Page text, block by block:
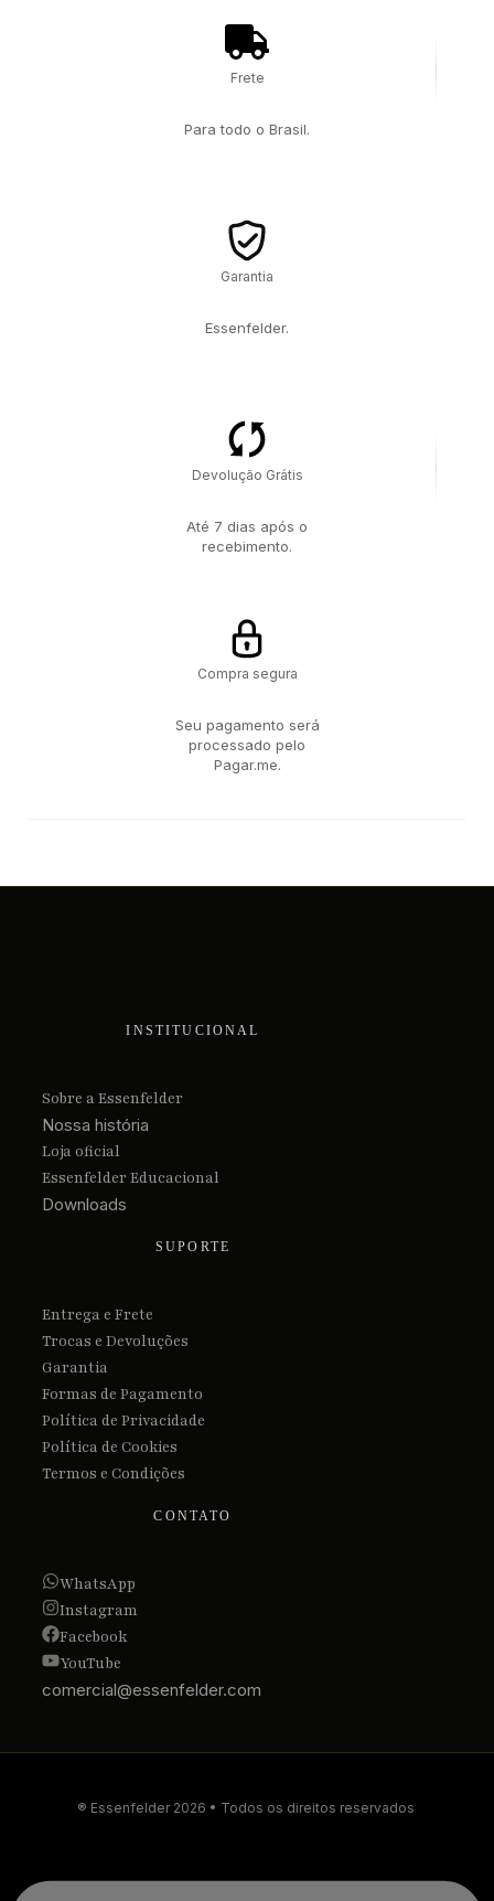
Frete
Para todo o Brasil.
Garantia
Essenfelder.
Devolução Grátis
Até 7 dias após o
recebimento.
Compra segura
Seu pagamento será
processado pelo
Pagar.me.
INSTITUCIONAL
Sobre a Essenfelder
Nossa história
Loja oficial
Essenfelder Educacional
Downloads
SUPORTE
Entrega e Frete
Trocas e Devoluções
Garantia
Formas de Pagamento
Política de Privacidade
Política de Cookies
Termos e Condições
CONTATO
WhatsApp
Instagram
Facebook
YouTube
comercial@essenfelder.com
® Essenfelder 2026 • Todos os direitos reservados